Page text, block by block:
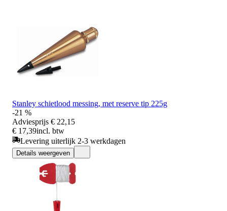
Stanley schietlood messing, met reserve tip 225g
-21 %
Adviesprijs € 22,15
€ 17,39incl. btw
Levering uiterlijk 2-3 werkdagen
Details weergeven